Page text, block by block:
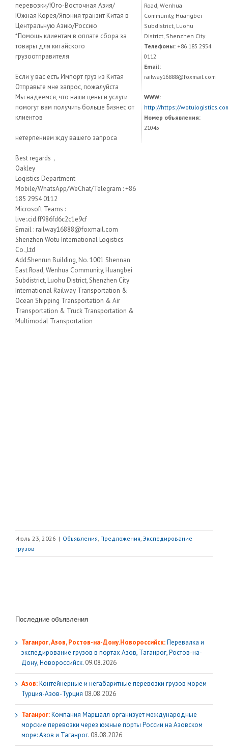
перевозки/Юго-Восточная Азия/
Южная Корея/Япония транзит Китая в
Центральную Азию/Россию
*Помощь клиентам в оплате сбора за
товары для китайского
грузоотправителя
Если у вас есть Импорт груз из Китая
Отправьте мне запрос, пожалуйста
Мы надеемся, что наши цены и услуги
помогут вам получить больше Бизнес от
клиентов
нетерпением жду вашего запроса
Best regards，
Oakley
Logistics Department
Mobile/WhatsApp/WeChat/Telegram : +86
185 2954 0112
Microsoft Teams :
live:.cid.ff986fd6c2c1e9cf
Email : railway16888@foxmail.com
Shenzhen Wotu International Logistics
Co.,Ltd
Add:Shenrun Building, No. 1001 Shennan
East Road, Wenhua Community, Huangbei
Subdistrict, Luohu District, Shenzhen City
International Railway Transportation &
Ocean Shipping Transportation & Air
Transportation & Truck Transportation &
Multimodal Transportation
Road, Wenhua
Community, Huangbei
Subdistrict, Luohu
District, Shenzhen City
Телефоны:+86 185 2954
0112
Email:
railway16888@foxmail.com
WWW:
http://https://
Номер объявления:
21045
Июль 23, 2026 | Объявления, Предложения, Экспедирование
грузов
Последние объявления
Таганрог, Азов, Ростов-на-Дону.Новороссийск:Перевалка и
экспедирование грузов в портах Азов, Таганрог, Ростов-на-
Дону, Новороссийск. 09.08.2026
Азов:Контейнерные и негабаритные перевозки грузов морем
Турция-Азов-Турция 08.08.2026
Таганрог:Компания Маршалл организует международные
морские перевозки через южные порты России на Азовском
море: Азов и Таганрог. 08.08.2026